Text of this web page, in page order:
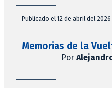
Publicado el 12 de abril del 2026
Memorias de la
Por